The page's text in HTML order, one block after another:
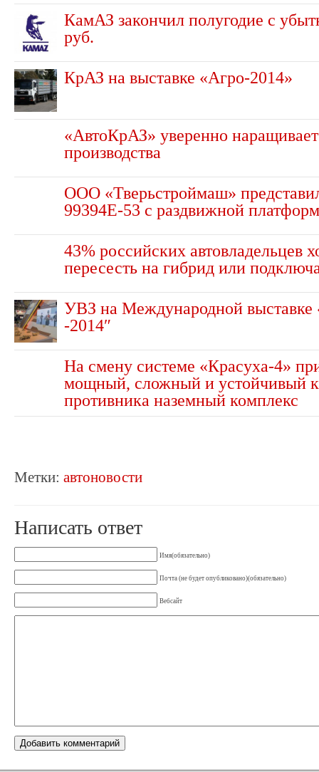
КамАЗ закончил полугодие с
руб.
КрАЗ на выставке «Агро-2014»
«АвтоКрАЗ» уверенно
производства
ООО «Тверьстроймаш»
99394E-53 с раздвижной
43% российских автовладельцев
пересесть на гибрид или
УВЗ на Международной выставке
-2014″
На смену системе «Красуха-4»
мощный, сложный и устойчивый к
противника наземный комплекс
Метки: автоновости
Написать ответ
Имя(обязательно)
Почта (не будет опубликовано)(обязательно)
Вебсайт